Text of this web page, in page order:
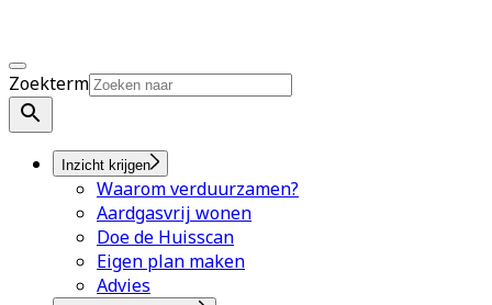
Zoekterm
Inzicht krijgen
Waarom verduurzamen?
Aardgasvrij wonen
Doe de Huisscan
Eigen plan maken
Advies